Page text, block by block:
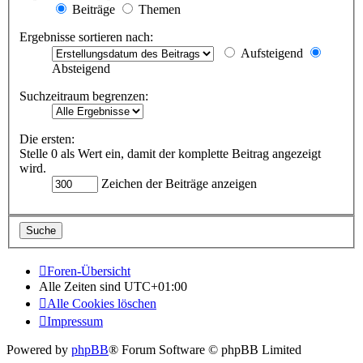
Beiträge
Themen
Ergebnisse sortieren nach:
Aufsteigend
Absteigend
Suchzeitraum begrenzen:
Die ersten:
Stelle 0 als Wert ein, damit der komplette Beitrag angezeigt
wird.
Zeichen der Beiträge anzeigen
Foren-Übersicht
Alle Zeiten sind UTC+01:00
Alle Cookies löschen
Impressum
Powered by phpBB® Forum Software © phpBB Limited